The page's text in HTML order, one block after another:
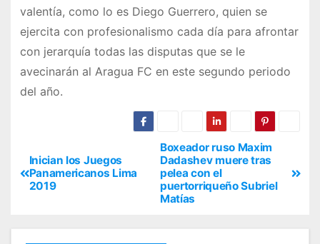
valentía, como lo es Diego Guerrero, quien se
ejercita con profesionalismo cada día para afrontar
con jerarquía todas las disputas que se le
avecinarán al Aragua FC en este segundo periodo
del año.
Boxeador ruso Maxim
Dadashev muere tras
pelea con el
puertorriqueño Subriel
Matías
Inician los Juegos
Panamericanos Lima
2019